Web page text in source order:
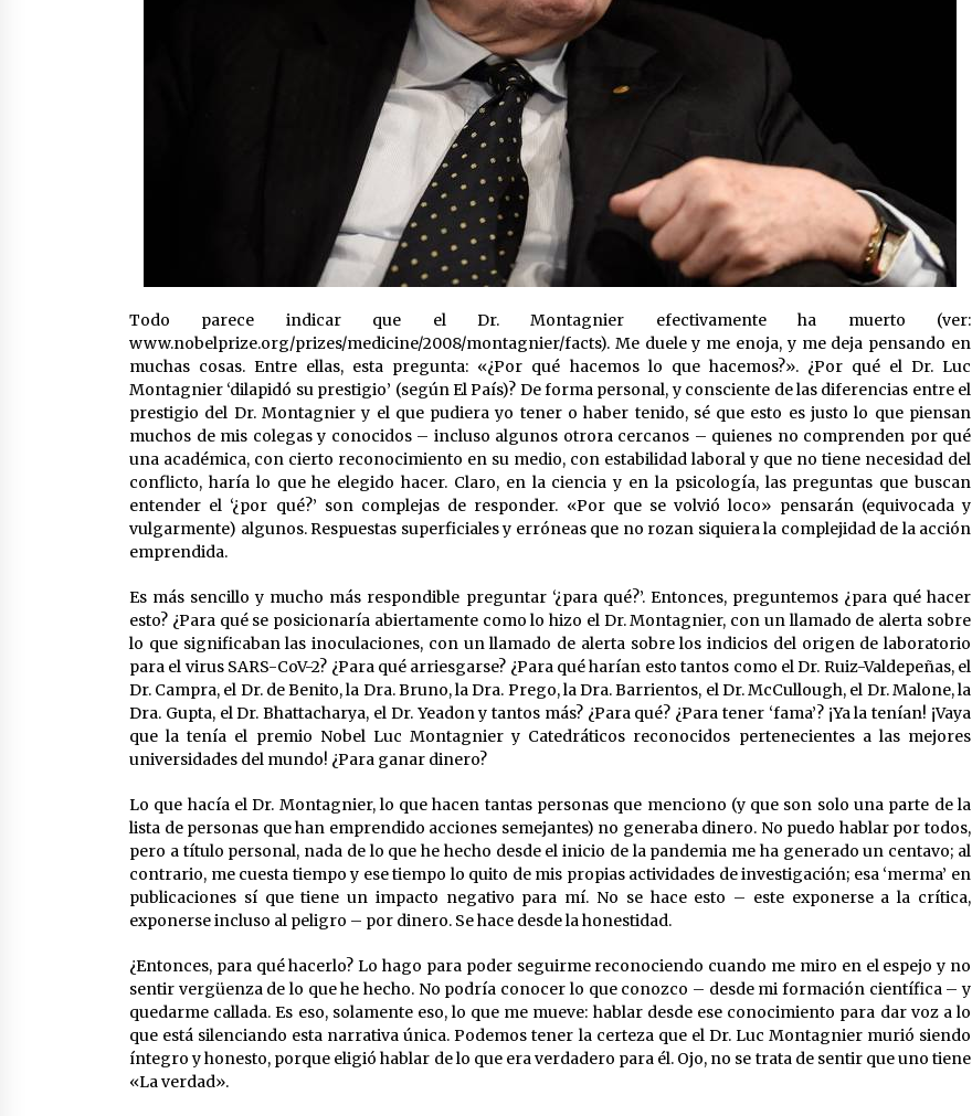
Todo parece indicar que el Dr. Montagnier efectivamente ha muerto (ver:
www.nobelprize.org/prizes/medicine/2008/montagnier/facts). Me duele y me enoja, y me deja pensando en
muchas cosas. Entre ellas, esta pregunta: «¿Por qué hacemos lo que hacemos?». ¿Por qué el Dr. Luc
Montagnier ‘dilapidó su prestigio’ (según El País)? De forma personal, y consciente de las diferencias entre el
prestigio del Dr. Montagnier y el que pudiera yo tener o haber tenido, sé que esto es justo lo que piensan
muchos de mis colegas y conocidos – incluso algunos otrora cercanos – quienes no comprenden por qué
una académica, con cierto reconocimiento en su medio, con estabilidad laboral y que no tiene necesidad del
conflicto, haría lo que he elegido hacer. Claro, en la ciencia y en la psicología, las preguntas que buscan
entender el ‘¿por qué?’ son complejas de responder. «Por que se volvió loco» pensarán (equivocada y
vulgarmente) algunos. Respuestas superficiales y erróneas que no rozan siquiera la complejidad de la acción
emprendida.
Es más sencillo y mucho más respondible preguntar ‘¿para qué?’. Entonces, preguntemos ¿para qué hacer
esto? ¿Para qué se posicionaría abiertamente como lo hizo el Dr. Montagnier, con un llamado de alerta sobre
lo que significaban las inoculaciones, con un llamado de alerta sobre los indicios del origen de laboratorio
para el virus SARS-CoV-2? ¿Para qué arriesgarse? ¿Para qué harían esto tantos como el Dr. Ruiz-Valdepeñas, el
Dr. Campra, el Dr. de Benito, la Dra. Bruno, la Dra. Prego, la Dra. Barrientos, el Dr. McCullough, el Dr. Malone, la
Dra. Gupta, el Dr. Bhattacharya, el Dr. Yeadon y tantos más? ¿Para qué? ¿Para tener ‘fama’? ¡Ya la tenían! ¡Vaya
que la tenía el premio Nobel Luc Montagnier y Catedráticos reconocidos pertenecientes a las mejores
universidades del mundo! ¿Para ganar dinero?
Lo que hacía el Dr. Montagnier, lo que hacen tantas personas que menciono (y que son solo una parte de la
lista de personas que han emprendido acciones semejantes) no generaba dinero. No puedo hablar por todos,
pero a título personal, nada de lo que he hecho desde el inicio de la pandemia me ha generado un centavo; al
contrario, me cuesta tiempo y ese tiempo lo quito de mis propias actividades de investigación; esa ‘merma’ en
publicaciones sí que tiene un impacto negativo para mí. No se hace esto – este exponerse a la crítica,
exponerse incluso al peligro – por dinero. Se hace desde la honestidad.
¿Entonces, para qué hacerlo? Lo hago para poder seguirme reconociendo cuando me miro en el espejo y no
sentir vergüenza de lo que he hecho. No podría conocer lo que conozco – desde mi formación científica – y
quedarme callada. Es eso, solamente eso, lo que me mueve: hablar desde ese conocimiento para dar voz a lo
que está silenciando esta narrativa única. Podemos tener la certeza que el Dr. Luc Montagnier murió siendo
íntegro y honesto, porque eligió hablar de lo que era verdadero para él. Ojo, no se trata de sentir que uno tiene
«La verdad».